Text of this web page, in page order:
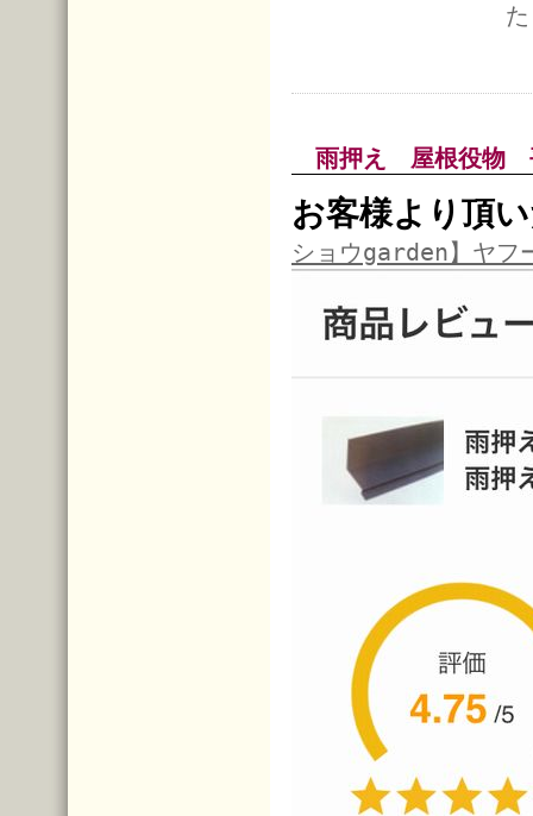
雨押え 屋根役物
お客様より頂
ショウgarden】ヤフ